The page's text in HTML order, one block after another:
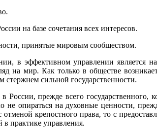
на базе сочетания всех интересов.
принятые мировым сообществом.
в эффективном управлении является
на мир. Как только в обществе
стержнем сильной государственности.
прежде всего государственного,
опираться на духовные ценности,
крепостного права, то с
практике управления.